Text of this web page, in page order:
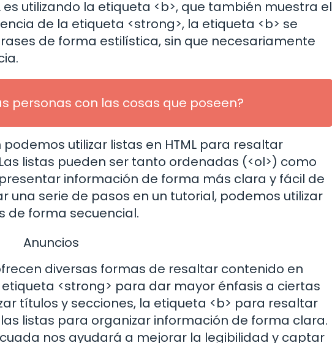
utilizando la etiqueta <b>, que también muestra el
de la etiqueta <strong>, la etiqueta <b> se
de forma estilística, sin que necesariamente
personas con las cosas que poseen?
utilizar listas en HTML para resaltar
listas pueden ser tanto ordenadas (<ol>) como
información de forma más clara y fácil de
una serie de pasos en un tutorial, podemos utilizar
de forma secuencial.
Anuncios
diversas formas de resaltar contenido en
<strong> para dar mayor énfasis a ciertas
títulos y secciones, la etiqueta <b> para resaltar
listas para organizar información de forma clara.
nos ayudará a mejorar la legibilidad y captar